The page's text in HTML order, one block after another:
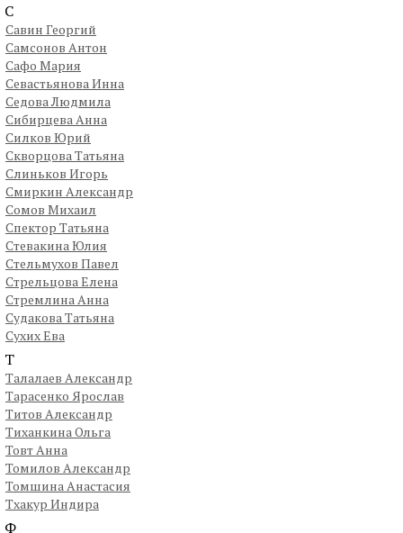
С
Савин Георгий
Самсонов Антон
Сафо Мария
Севастьянова Инна
Седова Людмила
Сибирцева Анна
Силков Юрий
Скворцова Татьяна
Слиньков Игорь
Смиркин Александр
Сомов Михаил
Спектор Татьяна
Стевакина Юлия
Стельмухов Павел
Стрельцова Елена
Стремлина Анна
Судакова Татьяна
Сухих Ева
Т
Талалаев Александр
Тарасенко Ярослав
Титов Александр
Тиханкина Ольга
Товт Анна
Томилов Александр
Томшина Анастасия
Тхакур Индира
Ф